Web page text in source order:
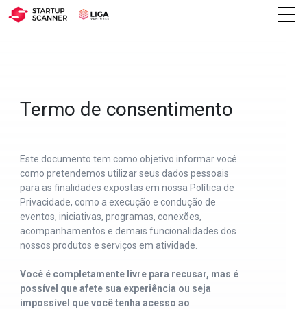
Termo de consentimento
Este documento tem como objetivo informar você
como pretendemos utilizar seus dados pessoais
para as finalidades expostas em nossa Política de
Privacidade, como a execução e condução de
eventos, iniciativas, programas, conexões,
acompanhamentos e demais funcionalidades dos
nossos produtos e serviços em atividade.
Você é completamente livre para recusar, mas é
possível que afete sua experiência ou seja
impossível que você tenha acesso ao